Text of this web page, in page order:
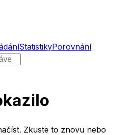
StatistikyPorovnání
Zkuste to znovu nebo